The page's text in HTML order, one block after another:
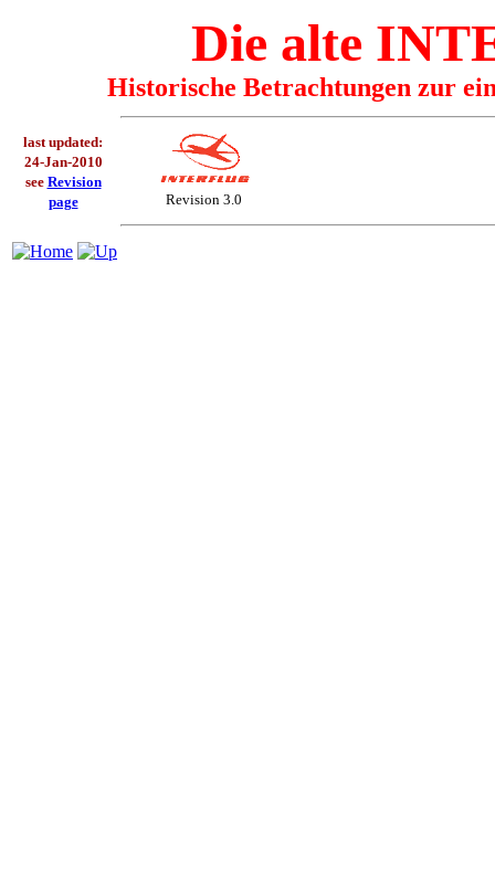
Die alte
Historische Betrachtungen zur
last updated:
24-Jan-2010
see Revision
page
Revision 3.0